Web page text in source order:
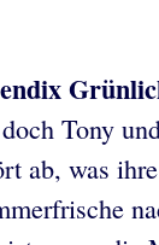
Tony
ab, was